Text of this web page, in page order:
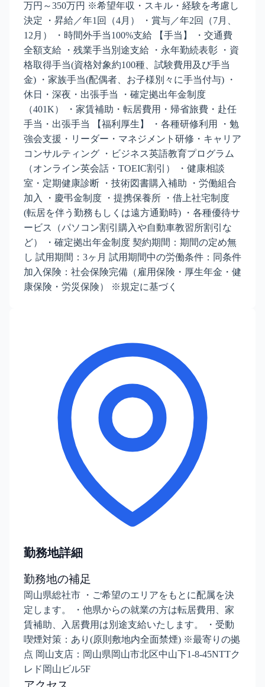
万円～350万円 ※希望年収・スキル・経験を考慮し
決定 ・昇給／年1回（4月） ・賞与／年2回（7月、
12月） ・時間外手当100%支給 【手当】 ・交通費
全額支給 ・残業手当別途支給 ・永年勤続表彰 ・資
格取得手当(資格対象約100種、試験費用及び手当
金) ・家族手当(配偶者、お子様別々に手当付与) ・
休日・深夜・出張手当 ・確定拠出年金制度
（401K） ・家賃補助・転居費用・帰省旅費・赴任
手当・出張手当 【福利厚生】 ・各種研修利用 ・勉
強会支援・リーダー・マネジメント研修・キャリア
コンサルティング ・ビジネス英語教育プログラム
（オンライン英会話・TOEIC割引） ・健康相談
室・定期健康診断 ・技術図書購入補助 ・労働組合
加入 ・慶弔金制度 ・提携保養所 ・借上社宅制度
(転居を伴う勤務もしくは遠方通勤時) ・各種優待サ
ービス（パソコン割引購入や自動車教習所割引な
ど） ・確定拠出年金制度 契約期間：期間の定め無
し 試用期間：3ヶ月 試用期間中の労働条件：同条件
加入保険：社会保険完備（雇用保険・厚生年金・健
康保険・労災保険） ※規定に基づく
勤務地詳細
勤務地の補足
岡山県総社市 ・ご希望のエリアをもとに配属を決
定します。 ・他県からの就業の方は転居費用、家
賃補助、入居費用は別途支給いたします。 ・受動
喫煙対策：あり(原則敷地内全面禁煙) ※最寄りの拠
点 岡山支店：岡山県岡山市北区中山下1-8-45NTTク
レド岡山ビル5F